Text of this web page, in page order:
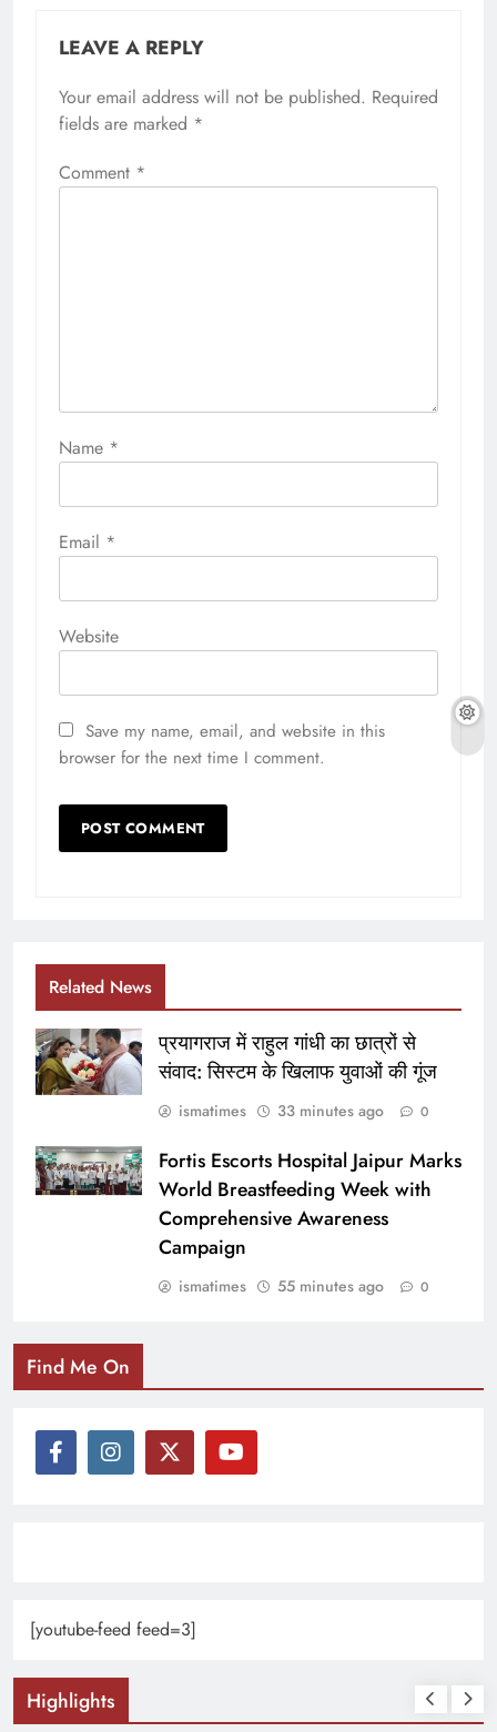
LEAVE A REPLY
Your email address will not be published. Required
fields are marked *
Comment *
Name *
Email *
Website
Save my name, email, and website in this
browser for the next time I comment.
Related News
प्रयागराज में राहुल गांधी का छात्रों से
संवाद: सिस्टम के खिलाफ युवाओं की गूंज
ismatimes 33 minutes ago 0
Fortis Escorts Hospital Jaipur Marks
World Breastfeeding Week with
Comprehensive Awareness
Campaign
ismatimes 55 minutes ago 0
Find Me On
[youtube-feed feed=3]
Highlights